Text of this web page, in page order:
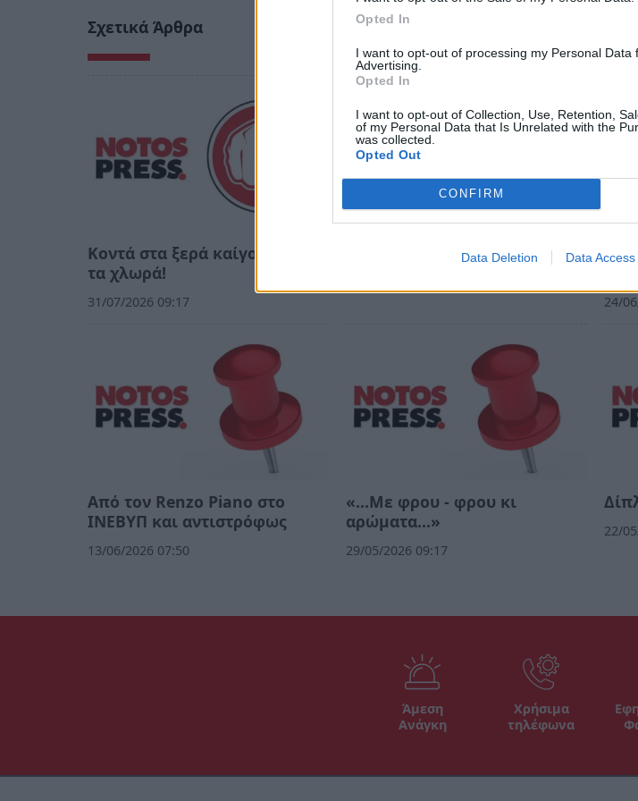
Opted In
I want to opt-out of processing my Personal Data
Advertising.
Opted In
I want to opt-out of Collection, Use, Retention,
of my Personal Data that Is Unrelated with the
was collected.
Opted Out
CONFIRM
Data Deletion Data Access
Σχετικά Άρθρα
Κοντά στα ξερά καίγονται και
τα χλωρά!
31/07/2026 09:17
Η «think tank των πούρων»!
Νέα
24/
Από τον Renzo Piano στο
ΙΝΕΒΥΠ και αντιστρόφως
13/06/2026 07:50
«…Με φρου - φρου κι
αρώματα…»
29/05/2026 09:17
22/
Άμεση
Ανάγκη
Χρήσιμα
τηλέφωνα